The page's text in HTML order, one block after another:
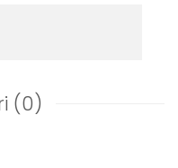
(0)